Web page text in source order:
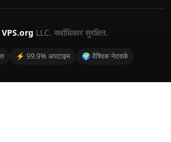
VPS.org LLC. सर्वाधिकार सुरक्षित.
⚡ 99.9% अपटाइम 🌍 वैश्विक नेटवर्क